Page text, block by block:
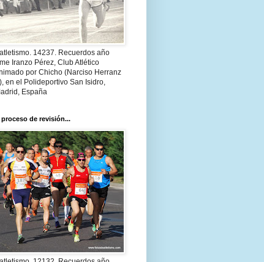
14237. Recuerdos año
Iranzo Pérez, Club Atlético
por Chicho (Narciso Herranz
en el Polideportivo San Isidro,
España
proceso de revisión...